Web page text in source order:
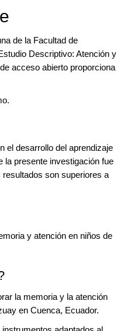
de la Facultad de
Descriptivo: Atención y
acceso abierto proporciona
el desarrollo del aprendizaje
la presente investigación fue
son superiores a
y atención en niños de
la memoria y la atención
en Cuenca, Ecuador.